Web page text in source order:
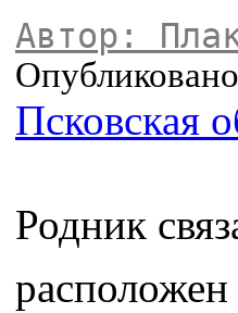
Автор:
Псковская
Родник